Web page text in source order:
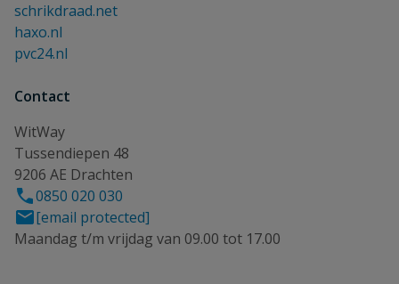
schrikdraad.net
haxo.nl
pvc24.nl
Contact
WitWay
Tussendiepen 48
9206 AE Drachten
0850 020 030
[email protected]
Maandag t/m vrijdag van 09.00 tot 17.00